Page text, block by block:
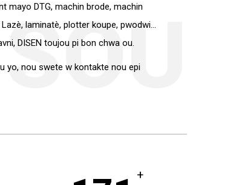
mayo DTG, machin brode, machin
laminatè, plotter koupe, pwodwi...
DISEN toujou pi bon chwa ou.
yo, nou swete w kontakte nou epi
SOU
+